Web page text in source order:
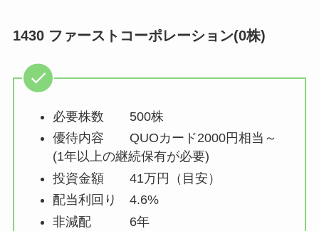
1430 ファーストコーポレーション(0株)
必要株数 500株
優待内容 QUOカード2000円相当～
(1年以上の継続保有が必要)
投資金額 41万円（目安）
配当利回り 4.6%
非減配 6年